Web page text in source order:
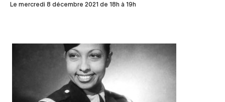
Le mercredi 8 décembre 2021 de 18h à 19h